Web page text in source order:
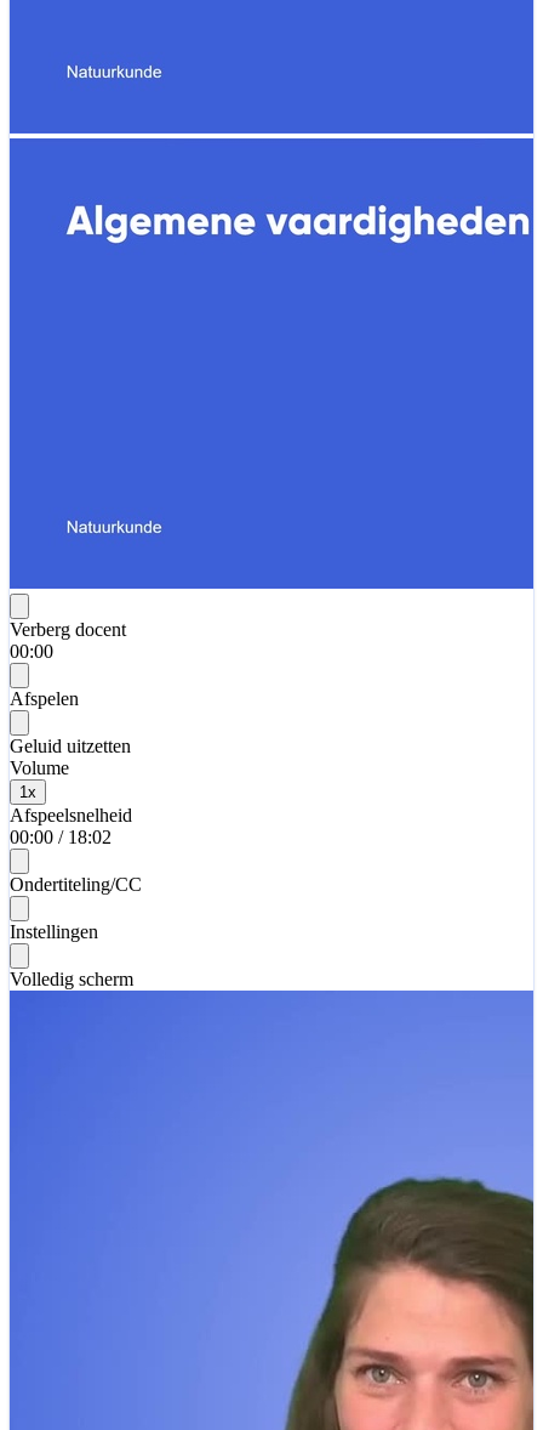
Verberg docent
00:00
Afspelen
Geluid uitzetten
Volume
1 x
Afspeelsnelheid
00:00 / 18:02
Ondertiteling/CC
Instellingen
Volledig scherm